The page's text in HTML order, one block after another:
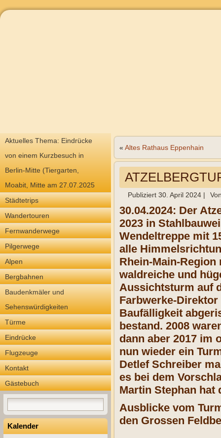
Aktuelles Thema: Eindrücke
von einem Kurzbesuch in
Berlin-Mitte (Tiergarten,
Moabit, Mitte am 27.07.2025
Städtetrips
Wandertouren
Fernwanderwege
Pilgerwege
Alpen
Bergbahnen
Baudenkmäler und
Sehenswürdigkeiten
Türme
Eindrücke
Flugzeuge
Kontakt
Gästebuch
Kalender
« Altes Rathaus Eppenhain
Publiziert 30. April 2024 |
30.04.2024: Der
2023 in
Wendeltreppe mit
alle
Rhein-Main-
waldreiche und
Aussichtsturm auf
Farbwerke-
Baufälligkeit
bestand. 2008
dann aber 2017 im
nun wieder ein
Detlef Schreiber
es bei dem
Martin Stephan hat
Ausblicke vom
den Grossen